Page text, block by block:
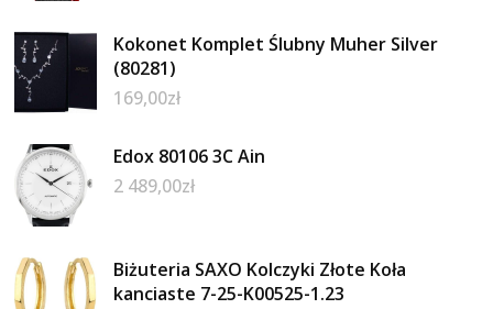
Kokonet Komplet Ślubny Muher Silver
(80281)
169,00zł
Edox 80106 3C Ain
2 489,00zł
Biżuteria SAXO Kolczyki Złote Koła
kanciaste 7-25-K00525-1.23